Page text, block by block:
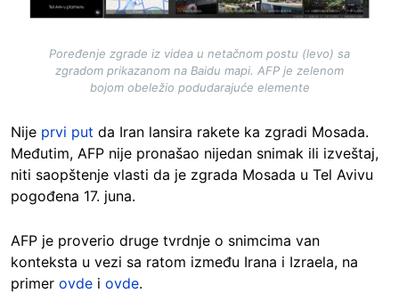
Poređenje zgrade iz videa u netačnom postu (levo) sa
zgradom prikazanom na Baidu mapi. AFP je zelenom
bojom obeležio podudarajuće elemente
Nije prvi put da Iran lansira rakete ka zgradi Mosada.
Međutim, AFP nije pronašao nijedan snimak ili izveštaj,
niti saopštenje vlasti da je zgrada Mosada u Tel Avivu
pogođena 17. juna.
AFP je proverio druge tvrdnje o snimcima van
konteksta u vezi sa ratom između Irana i Izraela, na
primer ovde i ovde.